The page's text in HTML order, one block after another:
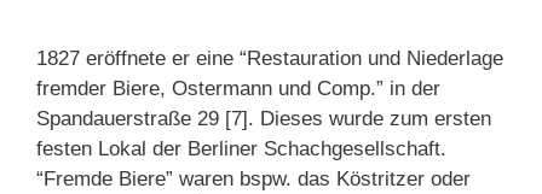
1827 eröffnete er eine “Restauration und Niederlage
fremder Biere, Ostermann und Comp.” in der
Spandauerstraße 29 [7]. Dieses wurde zum ersten
festen Lokal der Berliner Schachgesellschaft.
“Fremde Biere” waren bspw. das Köstritzer oder